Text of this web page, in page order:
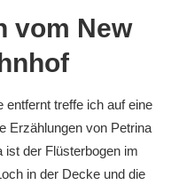
vom New
entfernt treffe ich auf eine
Erzählungen von Petrina
ist der Flüsterbogen im
in der Decke und die